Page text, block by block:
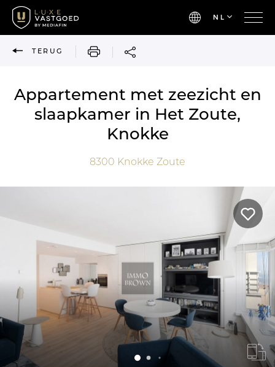
NL
TERUG AFDRUKKEN
Appartement met zeezicht en
slaapkamer in Het Zoute,
Knokke
8300 Knokke Zoute